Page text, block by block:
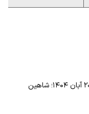
قیمت خودرو‌های سایپا امروز سه‌شنبه ۲۰ آبان ۱۴۰۴؛ شاهین